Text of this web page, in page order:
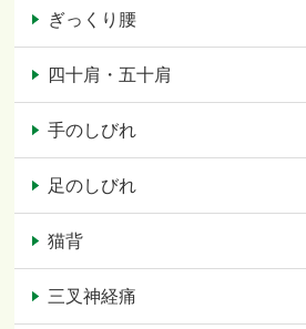
ぎっくり腰
四十肩・五十肩
手のしびれ
足のしびれ
猫背
三叉神経痛